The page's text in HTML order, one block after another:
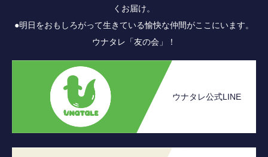
くお届け。
●明日をおもしろがって生きている愉快な仲間がここにいます。
ウナタレ「友の会」！
ウナタレ公式LINE